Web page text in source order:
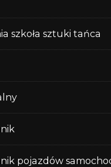
szkoła sztuki tańca
pojazdów